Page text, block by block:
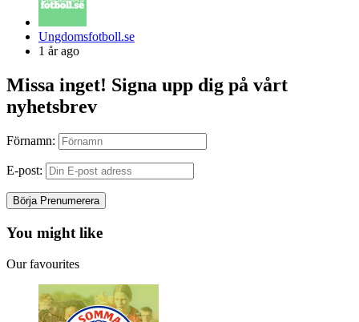
Posted
by
Ungdomsfotboll.se
1 år ago
Missa inget! Signa upp dig på vårt
nyhetsbrev
Förnamn:
E-post:
You might like
Our favourites